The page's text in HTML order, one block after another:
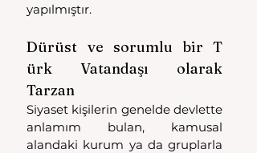
yapılmıştır.
Dürüst ve sorumlu bir T
ürk Vatandaşı olarak
Tarzan
Siyaset kişilerin genelde devlette
anlamım bulan, kamusal
alandaki kurum ya da gruplarla